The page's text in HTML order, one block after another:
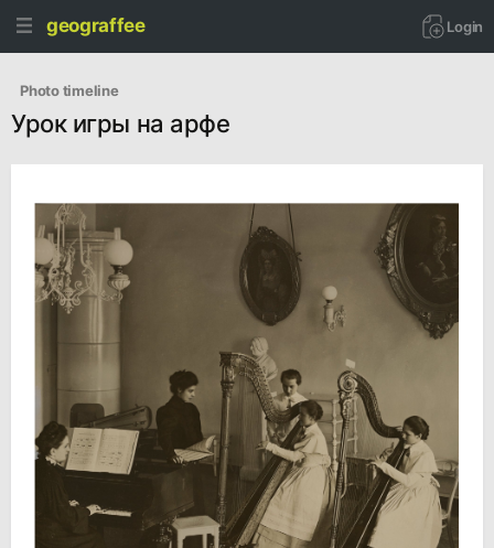
geograffee Login
   Photo timeline
Урок игры на арфе